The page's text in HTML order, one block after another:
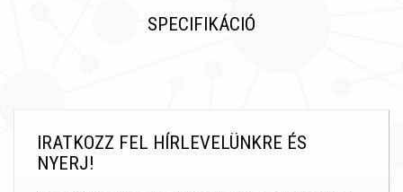
SPECIFIKÁCIÓ
IRATKOZZ FEL HÍRLEVELÜNKRE ÉS
NYERJ!